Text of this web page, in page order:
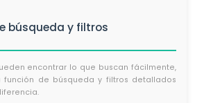
búsqueda y filtros
encontrar lo que buscan fácilmente,
función de búsqueda y filtros detallados